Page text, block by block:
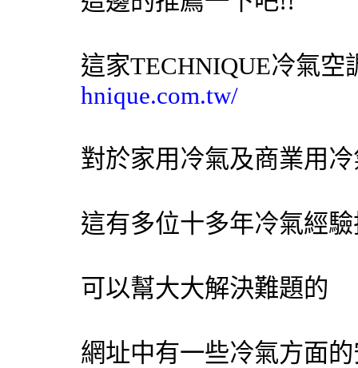
這家TECHNIQUE冷氣空
hnique.com.tw/
對於家用 冷氣及商業用
這有多位十多年冷氣經
可以幫大大解決難題的
網址中有一些冷氣方面